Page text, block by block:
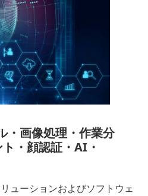
・画像処理・作業分
・顔認証・AI・
ューションおよびソフトウェ